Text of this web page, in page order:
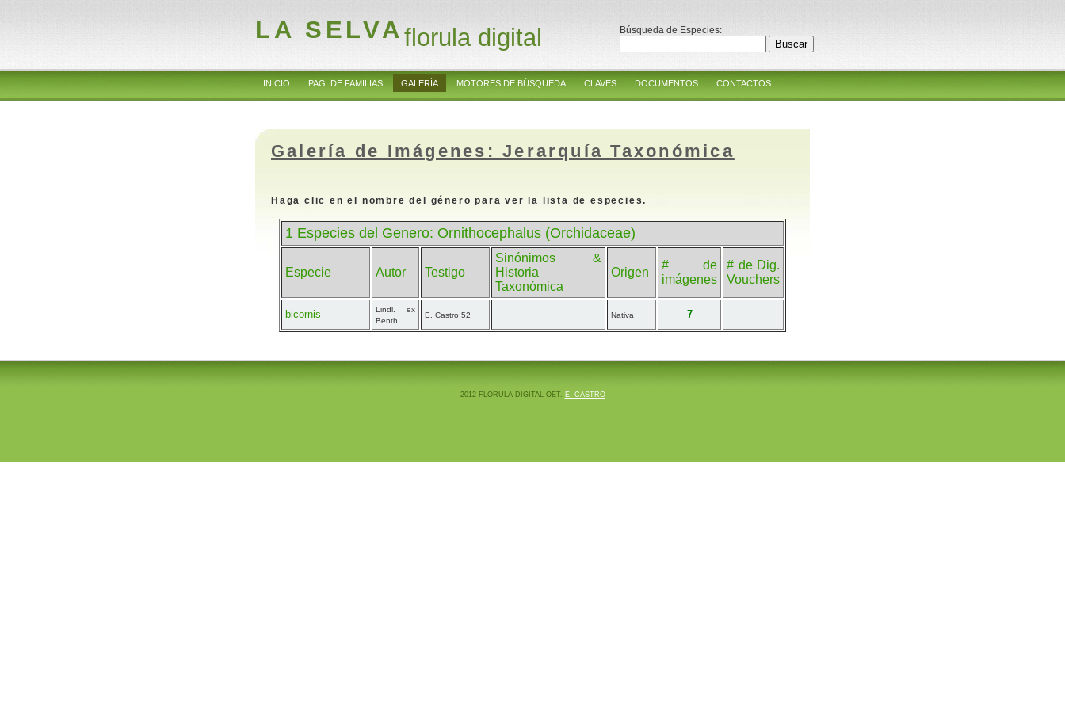
LA SELVAflorula digital Búsqueda de Especies:
INICIO PAG. DE FAMILIAS GALERÍA MOTORES DE BÚSQUEDA CLAVES DOCUMENTOS CONTACTOS
Galería de Imágenes: Jerarquía Taxonómica
Haga clic en el nombre del género para ver la lista de especies.
1 Especies del Genero: Ornithocephalus (Orchidaceae)
Especie Autor Testigo
Sinónimos &
Historia
Taxonómica
Origen
# de
imágenes
# de Dig.
Vouchers
bicornis
Lindl. ex
Benth.
E. Castro 52 Nativa 7 -
2012 FLORULA DIGITAL OET. E. CASTRO